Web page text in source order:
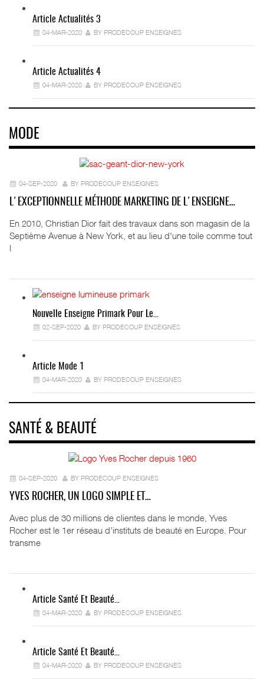
Article Actualités 3
04-MAR-2020 BY PRODECOUP ENSEIGNES
Article Actualités 4
04-MAR-2020 BY PRODECOUP ENSEIGNES
MODE
04-SEP-2020 BY PRODECOUP ENSEIGNES
L'EXCEPTIONNELLE MÉTHODE MARKETING DE L'ENSEIGNE…
En 2010, Christian Dior fait des travaux dans son magasin de la
Septième Avenue à New York, et au lieu d'une toile comme tout
l
Nouvelle Enseigne Primark Pour Le…
02-SEP-2020 BY PRODECOUP ENSEIGNES
Article Mode 1
04-MAR-2020 BY PRODECOUP ENSEIGNES
SANTÉ & BEAUTÉ
04-SEP-2020 BY PRODECOUP ENSEIGNES
YVES ROCHER, UN LOGO SIMPLE ET…
Avec plus de 30 millions de clientes dans le monde, Yves
Rocher est le 1er réseau d’instituts de beauté en Europe. Pour
transme
Article Santé Et Beauté…
04-MAR-2020 BY PRODECOUP ENSEIGNES
Article Santé Et Beauté…
04-MAR-2020 BY PRODECOUP ENSEIGNES